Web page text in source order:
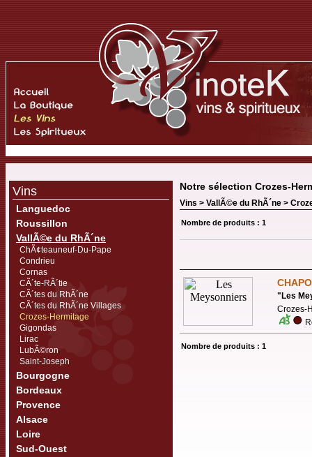
Vins
Languedoc
Roussillon
VallÃ©e du RhÃ´ne
ChÃ¢teauneuf-Du-Pape
Condrieu
Cornas
CÃ´te-RÃ´tie
CÃ´tes du RhÃ´ne
CÃ´tes du RhÃ´ne Villages
Crozes-Hermitage
Gigondas
Lirac
LubÃ©ron
Saint-Joseph
Bourgogne
Bordeaux
Provence
Alsace
Loire
Sud-Ouest
Notre sélection Crozes-
Vins > VallÃ©e du RhÃ´ne >
Nombre de produits : 1
" Les
Crozes-
Nombre de produits : 1